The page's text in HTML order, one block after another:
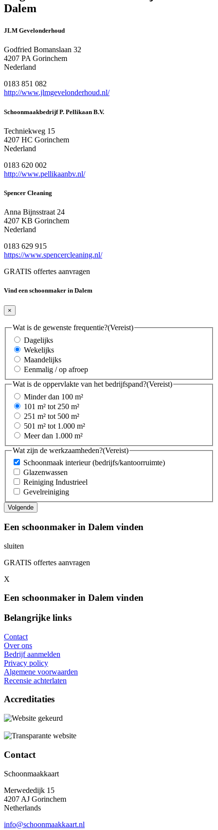
Dalem
JLM Gevelonderhoud
Godfried Bomanslaan 32
4207 PA Gorinchem
Nederland
0183 851 082
http://www.jlmgevelonderhoud.nl/
Schoonmaakbedrijf P. Pellikaan B.V.
Techniekweg 15
4207 HC Gorinchem
Nederland
0183 620 002
http://www.pellikaanbv.nl/
Spencer Cleaning
Anna Bijnsstraat 24
4207 KB Gorinchem
Nederland
0183 629 915
https://www.spencercleaning.nl/
GRATIS offertes aanvragen
Vind een schoonmaker in Dalem
×
Wat is de gewenste frequentie?(Vereist)
Dagelijks
Wekelijks
Maandelijks
Eenmalig / op afroep
Wat is de oppervlakte van het bedrijfspand?(Vereist)
Minder dan 100 m²
101 m² tot 250 m²
251 m² tot 500 m²
501 m² tot 1.000 m²
Meer dan 1.000 m²
Wat zijn de werkzaamheden?(Vereist)
Schoonmaak interieur (bedrijfs/kantoorruimte)
Glazenwassen
Reiniging Industrieel
Gevelreiniging
Een schoonmaker in Dalem vinden
sluiten
GRATIS offertes aanvragen
X
Een schoonmaker in Dalem vinden
Belangrijke links
Contact
Over ons
Bedrijf aanmelden
Privacy policy
Algemene voorwaarden
Recensie achterlaten
Accreditaties
Contact
Schoonmaakkaart
Merwededijk 15
4207 AJ Gorinchem
Netherlands
info@schoonmaakkaart.nl